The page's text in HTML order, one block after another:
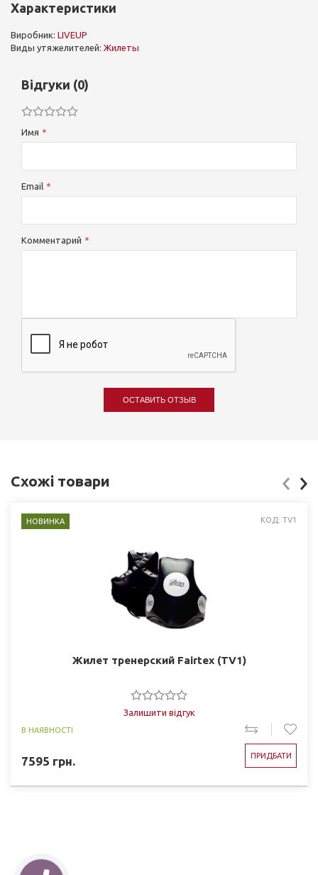
Характеристики
Виробник: LIVEUP
Виды утяжелителей: Жилеты
Відгуки (0)
Имя
Email
Комментарий
ОСТАВИТЬ ОТЗЫВ
Схожі товари
НОВИНКА КОД: TV1
Жилет тренерский Fairtex (TV1)
Залишити відгук
В НАЯВНОСТІ
7595 грн. ПРИДБАТИ